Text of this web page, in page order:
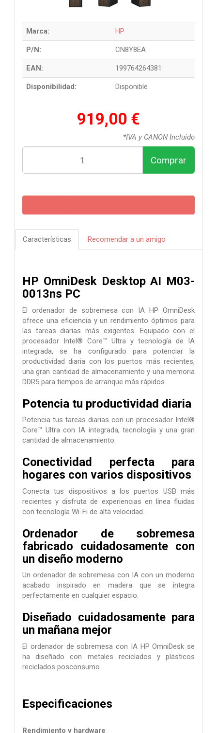
Marca: HP
P/N: CN8Y8EA
EAN: 199764264381
Disponibilidad: Disponible
919,00 €
*IVA y CANON Incluido
Comprar
Características Recomendar a un amigo
HP OmniDesk Desktop AI M03-
0013ns PC
El ordenador de sobremesa con IA HP OmniDesk
ofrece una eficiencia y un rendimiento óptimos para
las tareas diarias más exigentes. Equipado con el
procesador Intel® Core™ Ultra y tecnología de IA
integrada, se ha configurado para potenciar la
productividad diaria con los puertos más recientes,
una gran cantidad de almacenamiento y una memoria
DDR5 para tiempos de arranque más rápidos.
Potencia tu productividad diaria
Potencia tus tareas diarias con un procesador Intel®
Core™ Ultra con IA integrada, tecnología y una gran
cantidad de almacenamiento.
Conectividad perfecta para
hogares con varios dispositivos
Conecta tus dispositivos a los puertos USB más
recientes y disfruta de experiencias en línea fluidas
con tecnología Wi-Fi de alta velocidad.
Ordenador de sobremesa
fabricado cuidadosamente con
un diseño moderno
Un ordenador de sobremesa con IA con un moderno
acabado inspirado en madera que se integra
perfectamente en cualquier espacio.
Diseñado cuidadosamente para
un mañana mejor
El ordenador de sobremesa con IA HP OmniDesk se
ha diseñado con metales reciclados y plásticos
reciclados posconsumo.
Especificaciones
Rendimiento y hardware